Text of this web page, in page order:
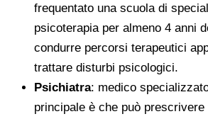
frequentato una scuola di
psicoterapia per almeno 4 anni
condurre percorsi terapeutici
trattare disturbi psicologici.
Psichiatra: medico
principale è che può prescrivere